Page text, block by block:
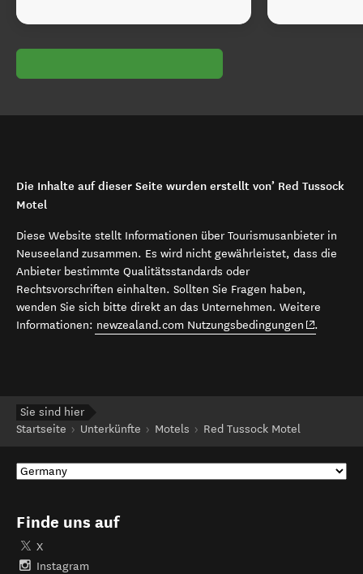
Die Inhalte auf dieser Seite wurden erstellt von’ Red Tussock
Motel
Diese Website stellt Informationen über Tourismusanbieter in
Neuseeland zusammen. Es wird nicht gewährleistet, dass die
Anbieter bestimmte Qualitätsstandards oder
Rechtsvorschriften einhalten. Sollten Sie Fragen haben,
wenden Sie sich bitte direkt an das Unternehmen. Weitere
Informationen: newzealand.com Nutzungsbedingungen (opens in
.
Sie sind hier
Startseite
Unterkünfte Motels Red Tussock Motel
Finde uns auf
X
Instagram